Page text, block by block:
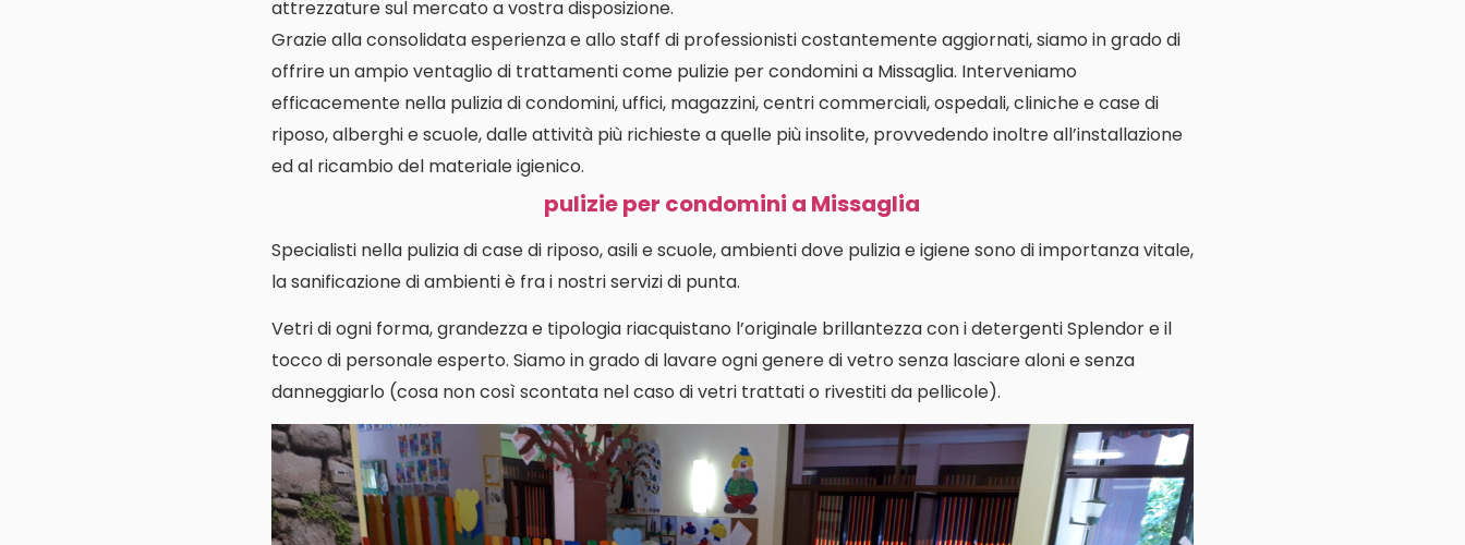
attrezzature sul mercato a vostra disposizione.
Grazie alla consolidata esperienza e allo staff di professionisti costantemente aggiornati, siamo in grado di
offrire un ampio ventaglio di trattamenti come pulizie per condomini a Missaglia. Interveniamo
efficacemente nella pulizia di condomini, uffici, magazzini, centri commerciali, ospedali, cliniche e case di
riposo, alberghi e scuole, dalle attività più richieste a quelle più insolite, provvedendo inoltre all’installazione
ed al ricambio del materiale igienico.
pulizie per condomini a Missaglia
Specialisti nella pulizia di case di riposo, asili e scuole, ambienti dove pulizia e igiene sono di importanza vitale,
la sanificazione di ambienti è fra i nostri servizi di punta.
Vetri di ogni forma, grandezza e tipologia riacquistano l’originale brillantezza con i detergenti Splendor e il
tocco di personale esperto. Siamo in grado di lavare ogni genere di vetro senza lasciare aloni e senza
danneggiarlo (cosa non così scontata nel caso di vetri trattati o rivestiti da pellicole).